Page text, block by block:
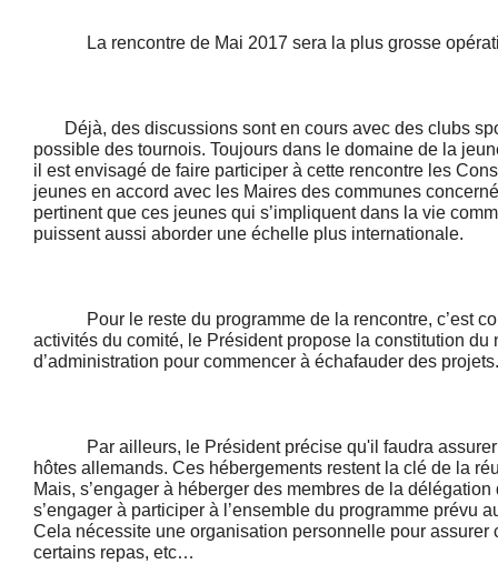
La rencontre de Mai 2017 sera la plus grosse
Déjà, des discussions sont en cours avec des clubs
possible des tournois. Toujours dans le domaine de la
il est envisagé de faire participer à cette rencontre les
jeunes en accord avec les Maires des communes
pertinent que ces jeunes qui s’impliquent dans la vie
puissent aussi aborder une échelle plus internationale.
Pour le reste du programme de la rencontre, c’est
activités du comité, le Président propose la constitution du
d’administration pour commencer à échafauder des projets.
Par ailleurs, le Président précise qu'il faudra assurer
hôtes allemands. Ces hébergements restent la clé de la
Mais, s’engager à héberger des membres de la délégation
s’engager à participer à l’ensemble du programme prévu
Cela nécessite une organisation personnelle pour assurer
certains repas, etc…